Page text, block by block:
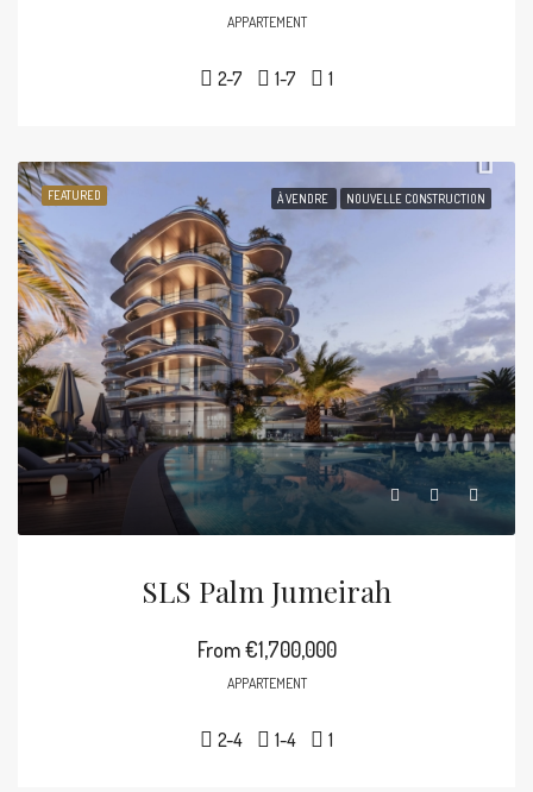
APPARTEMENT
2-7 1-7 1
FEATURED À VENDRE NOUVELLE CONSTRUCTION
SLS Palm Jumeirah
From€1,700,000
APPARTEMENT
2-4 1-4 1